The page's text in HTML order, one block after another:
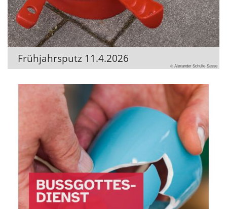
Frühjahrsputz 11.4.2026
© Alexander Schulte-Sasse